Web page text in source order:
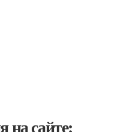
на сайте: